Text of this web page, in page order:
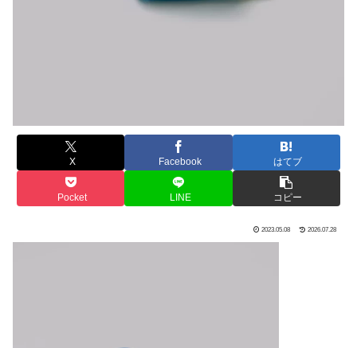
X Facebook はてブ
Pocket LINE コピー
2023.05.08 2026.07.28